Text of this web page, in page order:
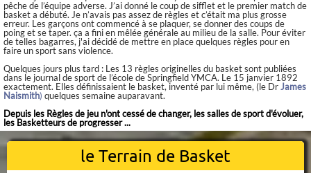
pêche de l’équipe adverse. J’ai donné le coup de sifflet et le premier match de
basket a débuté. Je n’avais pas assez de règles et c’était ma plus grosse
erreur. Les garçons ont commencé à se plaquer, se donner des coups de
poing et se taper. ça a fini en mêlée générale au milieu de la salle. Pour éviter
de telles bagarres, j'ai décidé de mettre en place quelques règles pour en
faire un sport sans violence.
Quelques jours plus tard : Les 13 règles originelles du basket sont publiées
dans le journal de sport de l’école de Springfield YMCA. Le 15 janvier 1892
exactement. Elles définissaient le basket, inventé par lui même, (le DrJames
Naismith) quelques semaine auparavant.
Depuis les Règles de jeu n'ont cessé de changer, les salles de sport d'évoluer,
les Basketteurs de progresser ...
le Terrain de Basket